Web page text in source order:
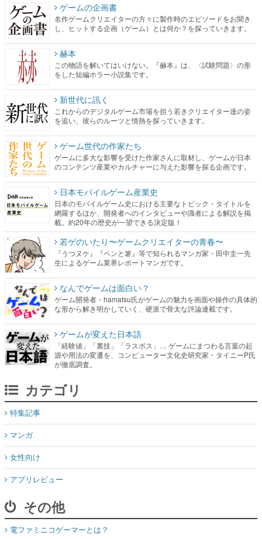
ゲームの企画書
名作ゲームクリエイターの方々に製作時のエピソードをお聞き
し、ヒットする企画（ゲーム）とは何か？を探っていきます。
赫本
この物語を解いてはいけない。『赫本』は、〈試験問題〉の形
をした短編ホラー小説集です。
新世代に訊く
これからのデジタルゲーム市場を担う若きクリエイター達の姿
を追い、彼らのルーツと情熱を探っていきます。
ゲーム世代の作家たち
ゲームに多大な影響を受けた作家さんに取材し、ゲームが日本
のコンテンツ産業やカルチャーに与えた影響を探る企画です。
日本モバイルゲーム産業史
日本のモバイルゲーム史における主要なトピック・タイトルを
網羅するほか、開発者へのインタビューや識者による解説を掲
載。約20年の歴史が一望できる決定版！
若ゲのいたり〜ゲームクリエイターの青春〜
『うつヌケ』『ペンと箸』等で知られるマンガ家・田中圭一先
生によるゲーム業界レポートマンガです。
なんでゲームは面白い？
ゲーム開発者・hamatsu氏がゲームの魅力を画面や操作の具体的
な形から解き明かしていく、硬派で骨太な評論連載です。
ゲームが変えた日本語
「経験値」「裏技」「ラスボス」… ゲームにまつわる言葉の起
源や用法の変遷を、コンピューター文化史研究家・タイニーP氏
が徹底調査。
カテゴリ
特集記事
マンガ
女性向け
アプリレビュー
その他
電ファミニコゲーマーとは？